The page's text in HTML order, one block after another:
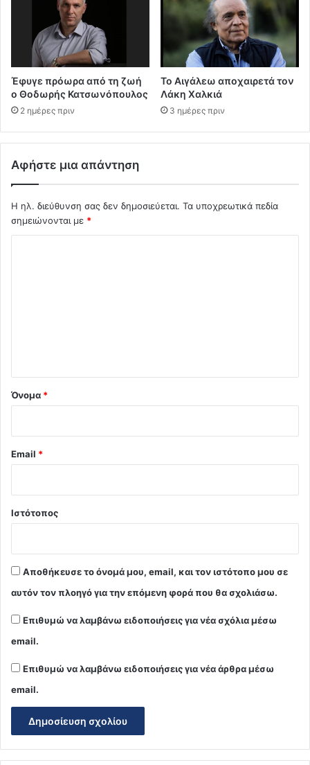
Έφυγε πρόωρα από τη ζωή
ο Θοδωρής Κατσωνόπουλος
2 ημέρες πριν
Το Αιγάλεω αποχαιρετά τον
Λάκη Χαλκιά
3 ημέρες πριν
Αφήστε μια απάντηση
Η ηλ. διεύθυνση σας δεν δημοσιεύεται. Τα υποχρεωτικά πεδία
σημειώνονται με *
Όνομα *
Email *
Ιστότοπος
Αποθήκευσε το όνομά μου, email, και τον ιστότοπο μου σε
αυτόν τον πλοηγό για την επόμενη φορά που θα σχολιάσω.
Επιθυμώ να λαμβάνω ειδοποιήσεις για νέα σχόλια μέσω
email.
Επιθυμώ να λαμβάνω ειδοποιήσεις για νέα άρθρα μέσω
email.